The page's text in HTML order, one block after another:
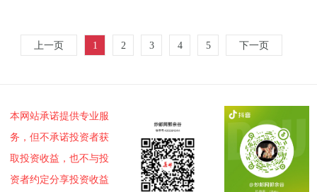
上一页 1 2 3 4 5 下一页
本网站承诺提供专业服
务，但不承诺投资者获
取投资收益，也不与投
资者约定分享投资收益